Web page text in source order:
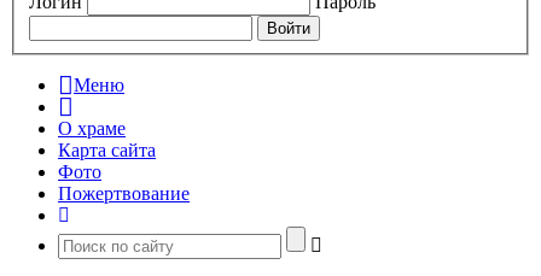
Меню
О храме
Карта сайта
Фото
Пожертвование